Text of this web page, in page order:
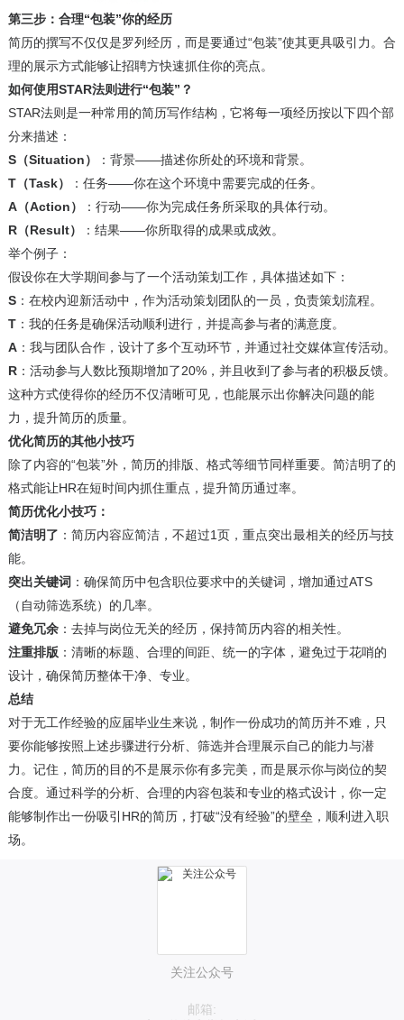
第三步：合理“包装”你的经历
简历的撰写不仅仅是罗列经历，而是要通过“包装”使其更具吸引力。合
理的展示方式能够让招聘方快速抓住你的亮点。
如何使用STAR法则进行“包装”？
STAR法则是一种常用的简历写作结构，它将每一项经历按以下四个部
分来描述：
S（Situation）
：背景——描述你所处的环境和背景。
T（Task）
：任务——你在这个环境中需要完成的任务。
A（Action）
：行动——你为完成任务所采取的具体行动。
R（Result）
：结果——你所取得的成果或成效。
举个例子：
假设你在大学期间参与了一个活动策划工作，具体描述如下：
S：在校内迎新活动中，作为活动策划团队的一员，负责策划流程。
T：我的任务是确保活动顺利进行，并提高参与者的满意度。
A：我与团队合作，设计了多个互动环节，并通过社交媒体宣传活动。
R：活动参与人数比预期增加了20%，并且收到了参与者的积极反馈。
这种方式使得你的经历不仅清晰可见，也能展示出你解决问题的能
力，提升简历的质量。
优化简历的其他小技巧
除了内容的“包装”外，简历的排版、格式等细节同样重要。简洁明了的
格式能让HR在短时间内抓住重点，提升简历通过率。
简历优化小技巧：
简洁明了 ：简历内容应简洁，不超过1页，重点突出最相关的经历与技
能。
突出关键词 ：确保简历中包含职位要求中的关键词，增加通过ATS
（自动筛选系统）的几率。
避免冗余：去掉与岗位无关的经历，保持简历内容的相关性。
注重排版 ：清晰的标题、合理的间距、统一的字体，避免过于花哨的
设计，确保简历整体干净、专业。
总结
对于无工作经验的应届毕业生来说，制作一份成功的简历并不难，只
要你能够按照上述步骤进行分析、筛选并合理展示自己的能力与潜
力。记住，简历的目的不是展示你有多完美，而是展示你与岗位的契
合度。通过科学的分析、合理的内容包装和专业的格式设计，你一定
能够制作出一份吸引HR的简历，打破“没有经验”的壁垒，顺利进入职
场。
关注公众号
邮箱: